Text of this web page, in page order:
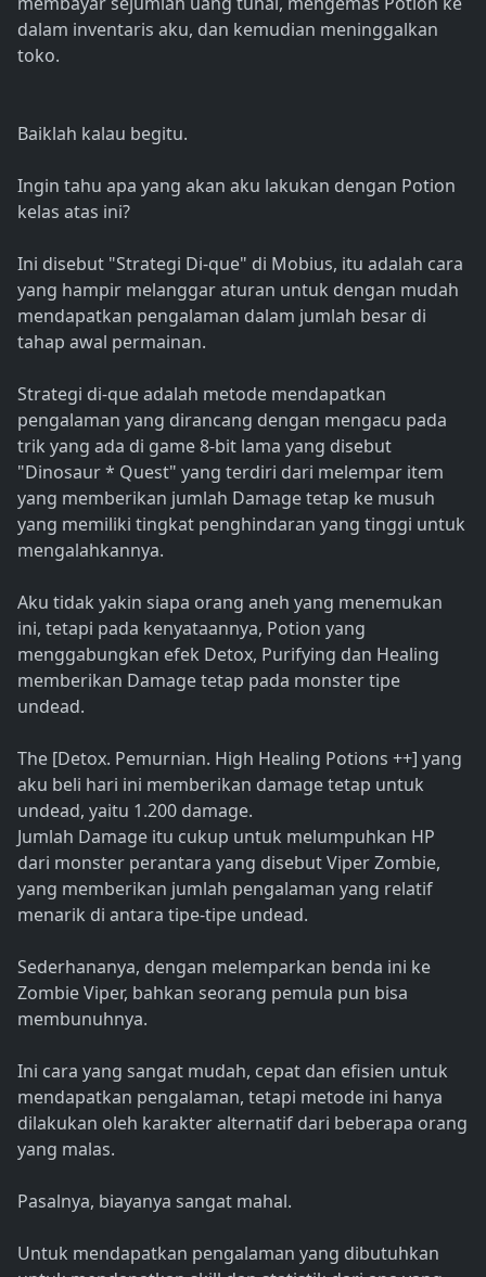
dalam inventaris aku, dan kemudian meninggalkan
toko.
Baiklah kalau begitu.
Ingin tahu apa yang akan aku lakukan dengan Potion
kelas atas ini?
Ini disebut "Strategi Di-que" di Mobius, itu adalah cara
yang hampir melanggar aturan untuk dengan mudah
mendapatkan pengalaman dalam jumlah besar di
tahap awal permainan.
Strategi di-que adalah metode mendapatkan
pengalaman yang dirancang dengan mengacu pada
trik yang ada di game 8-bit lama yang disebut
"Dinosaur * Quest" yang terdiri dari melempar item
yang memberikan jumlah Damage tetap ke musuh
yang memiliki tingkat penghindaran yang tinggi untuk
mengalahkannya.
Aku tidak yakin siapa orang aneh yang menemukan
ini, tetapi pada kenyataannya, Potion yang
menggabungkan efek Detox, Purifying dan Healing
memberikan Damage tetap pada monster tipe
undead.
The [Detox. Pemurnian. High Healing Potions ++] yang
aku beli hari ini memberikan damage tetap untuk
undead, yaitu 1.200 damage.
Jumlah Damage itu cukup untuk melumpuhkan HP
dari monster perantara yang disebut Viper Zombie,
yang memberikan jumlah pengalaman yang relatif
menarik di antara tipe-tipe undead.
Sederhananya, dengan melemparkan benda ini ke
Zombie Viper, bahkan seorang pemula pun bisa
membunuhnya.
Ini cara yang sangat mudah, cepat dan efisien untuk
mendapatkan pengalaman, tetapi metode ini hanya
dilakukan oleh karakter alternatif dari beberapa orang
yang malas.
Pasalnya, biayanya sangat mahal.
Untuk mendapatkan pengalaman yang dibutuhkan